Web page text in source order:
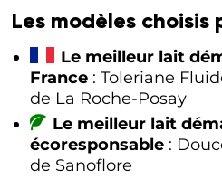
Les modèles choisis
Le meilleur lait
France : Toleriane
de La Roche-Posay
Le meilleur lait
écoresponsable :
de Sanoflore